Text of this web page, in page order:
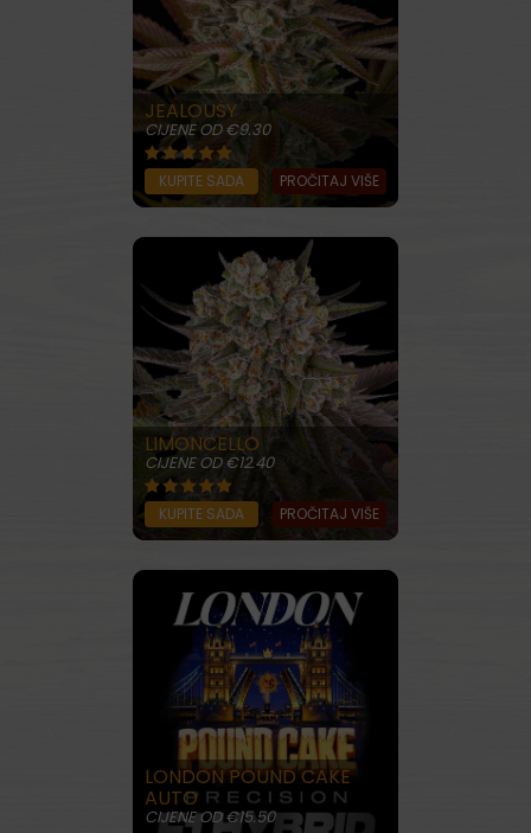
JEALOUSY
CIJENE OD €9.30
KUPITE SADA PROČITAJ VIŠE
LIMONCELLO
CIJENE OD €12.40
KUPITE SADA PROČITAJ VIŠE
LONDON POUND CAKE
AUTO
CIJENE OD €15.50